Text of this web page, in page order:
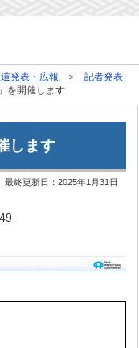
発表・広報
記者発表
を開催します
します
最終更新日：2025年1月31日